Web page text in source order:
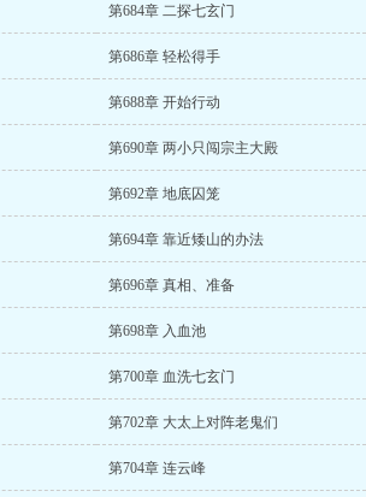
第684章 二探七玄门
第686章 轻松得手
第688章 开始行动
第690章 两小只闯宗主大殿
第692章 地底囚笼
第694章 靠近矮山的办法
第696章 真相、准备
第698章 入血池
第700章 血洗七玄门
第702章 大太上对阵老鬼们
第704章 连云峰